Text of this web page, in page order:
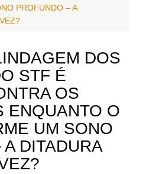
PROFUNDO – A
DOS
STF É
OS
ENQUANTO O
UM SONO
DITADURA